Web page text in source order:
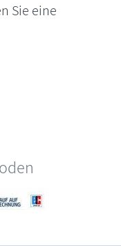
Sie eine